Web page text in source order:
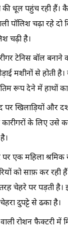
धूल पहुंच रही हैं।
पॉलिश चढ़ा रहे
चढ़ी है।
टेनिस बॉल बनाने
मशीनों से होती
रूप देने में हाथों
खिलाड़ियों और
के लिए उसे
एक महिला श्रमिक
को साफ़ कर रही
चेहरे पर पड़ती
दुपट्टे से ढका है।
रोशन फैक्टरी में